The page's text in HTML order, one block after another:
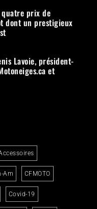
quatre prix de
dont un prestigieux
Lavoie, président-
et
Am CFMOTO
Covid-19